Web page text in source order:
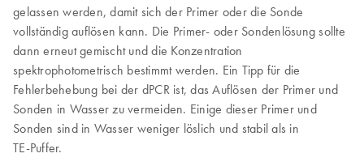
gelassen werden, damit sich der Primer oder die Sonde
vollständig auflösen kann. Die Primer- oder Sondenlösung sollte
dann erneut gemischt und die Konzentration
spektrophotometrisch bestimmt werden. Ein Tipp für die
Fehlerbehebung bei der dPCR ist, das Auflösen der Primer und
Sonden in Wasser zu vermeiden. Einige dieser Primer und
Sonden sind in Wasser weniger löslich und stabil als in
TE‑Puffer.